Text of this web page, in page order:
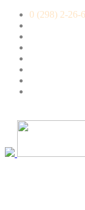
0 (298) 2-26-